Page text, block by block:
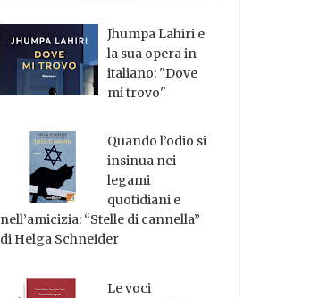
Jhumpa Lahiri e
la sua opera in
italiano: "Dove
mi trovo"
Quando l’odio si
insinua nei
legami
quotidiani e
nell’amicizia: “Stelle di cannella”
di Helga Schneider
Le voci